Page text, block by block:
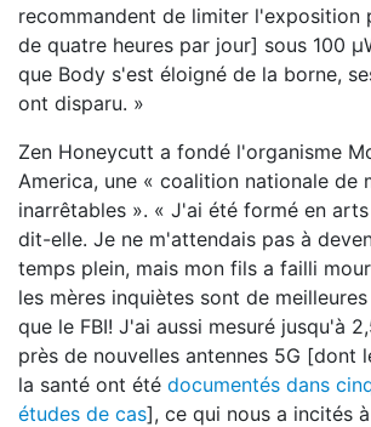
recommandent de limiter l'exposition
de quatre heures par jour] sous 100
que Body s'est éloigné de la borne,
ont disparu. »
Zen Honeycutt a fondé l'organisme
America, une « coalition nationale de
inarrêtables ». « J'ai été formé en
dit-elle. Je ne m'attendais pas à
temps plein, mais mon fils a failli
les mères inquiètes sont de
que le FBI! J'ai aussi mesuré jusqu'à
près de nouvelles antennes 5G [dont
la santé ont été documentés dans
études de cas], ce qui nous a incités